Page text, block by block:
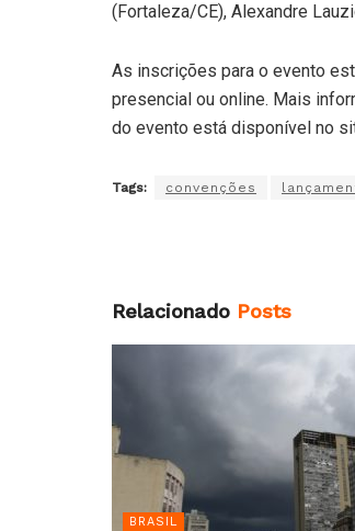
(Fortaleza/CE), Alexandre
As inscrições para o evento
presencial ou online. Mais
do evento está disponível no
Tags: convenções
Relacionado Posts
BRASIL